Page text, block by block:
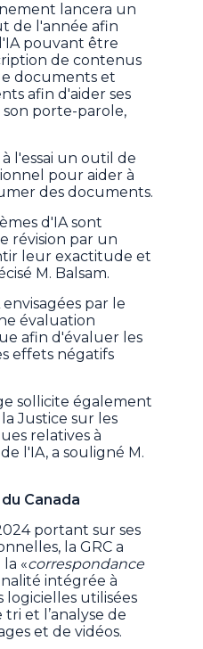
lancera un
de l'année afin
pouvant être
de contenus
documents et
afin d'aider ses
son porte-parole,
à l'essai un outil de
pour aider à
des documents.
d'IA sont
révision par un
leur exactitude et
M. Balsam.
par le
évaluation
afin d'évaluer les
effets négatifs
sollicite également
Justice sur les
relatives à
l'IA, a souligné M.
Canada
portant sur ses
la GRC a
«correspondance
intégrée à
logicielles utilisées
et l’analyse de
et de vidéos.